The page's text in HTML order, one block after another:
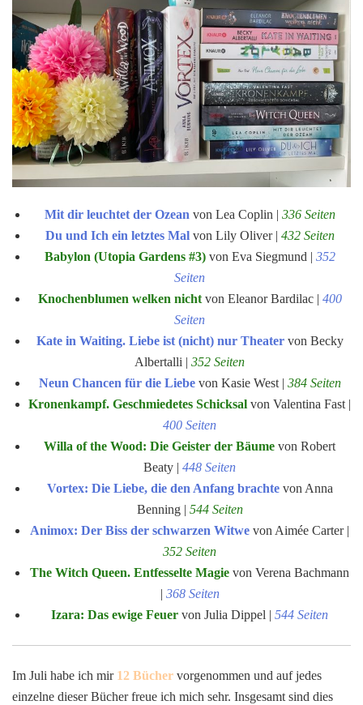
Juli
2021!
Mit dir leuchtet der Ozean von Lea Coplin | 336 Seiten
Du und Ich ein letztes Malvon Lily Oliver | 432 Seiten
Babylon (Utopia Gardens #3)von Eva Siegmund | 352
Seiten
Knochenblumen welken nichtvon Eleanor Bardilac | 400
Seiten
Kate in Waiting. Liebe ist (nicht) nur Theatervon Becky
Albertalli | 352 Seiten
Neun Chancen für die Liebevon Kasie West | 384 Seiten
Kronenkampf. Geschmiedetes Schicksal von Valentina Fast |
400 Seiten
Willa of the Wood: Die Geister der Bäume von Robert
Beaty | 448 Seiten
Vortex: Die Liebe, die den Anfang brachtevon Anna
Benning | 544 Seiten
Animox: Der Biss der schwarzen Witwe von Aimée Carter |
352 Seiten
The Witch Queen. Entfesselte Magie von Verena Bachmann
| 368 Seiten
Izara: Das ewige Feuer von Julia Dippel | 544 Seiten
Im Juli habe ich mir 12 Bücher vorgenommen und auf jedes
einzelne dieser Bücher freue ich mich sehr. Insgesamt sind dies